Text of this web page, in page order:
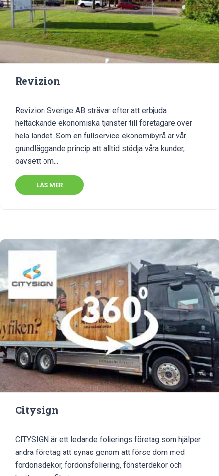
Revizion
Revizion Sverige AB strävar efter att erbjuda
heltäckande ekonomiska tjänster till företagare över
hela landet. Som en fullservice ekonomibyrå är vår
grundläggande princip att alltid stödja våra kunder,
oavsett om...
LÄS MER
Citysign
CITYSIGN är ett ledande folierings företag som hjälper
andra företag att synas genom att förse dom med
fordonsdekor, fordonsfoliering, fönsterdekor och